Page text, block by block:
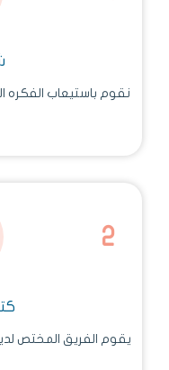
نقوم باستيعاب الفكره
يقوم الفريق المختص